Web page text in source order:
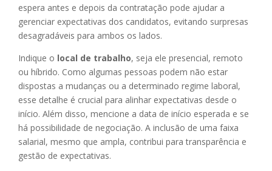
espera antes e depois da contratação pode ajudar a
gerenciar expectativas dos candidatos, evitando surpresas
desagradáveis para ambos os lados.
Indique o local de trabalho, seja ele presencial, remoto
ou híbrido. Como algumas pessoas podem não estar
dispostas a mudanças ou a determinado regime laboral,
esse detalhe é crucial para alinhar expectativas desde o
início. Além disso, mencione a data de início esperada e se
há possibilidade de negociação. A inclusão de uma faixa
salarial, mesmo que ampla, contribui para transparência e
gestão de expectativas.